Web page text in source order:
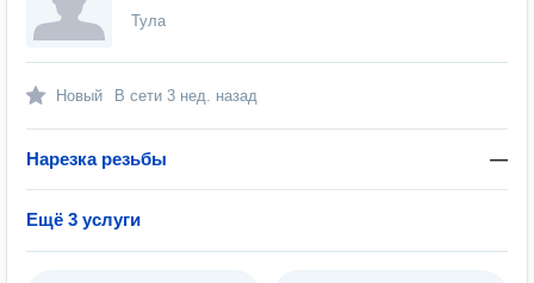
Тула
Новый В сети 3 нед. назад
Нарезка резьбы —
Ещё 3 услуги